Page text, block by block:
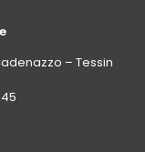
– Tessin